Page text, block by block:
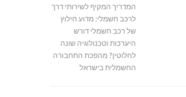
המדריך המקיף לשירותי דרך
לרכב חשמלי: מדוע חילוץ
של רכב חשמלי דורש
היערכות וטכנולוגיה שונה
לחלוטין? מהפכת התחבורה
החשמלית בישראל